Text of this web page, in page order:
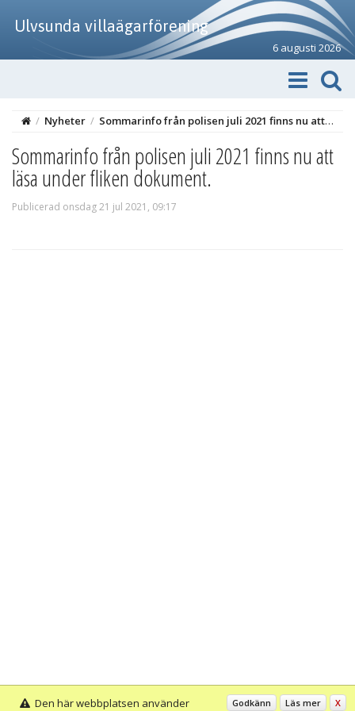
Ulvsunda villaägarförening
6 augusti 2026
/ Nyheter / Sommarinfo från polisen juli 2021 finns nu att läsa under fliken dokument.
Sommarinfo från polisen juli 2021 finns nu att
läsa under fliken dokument.
Publicerad onsdag 21 jul 2021, 09:17
Godkänn Läs mer X
Den här webbplatsen använder